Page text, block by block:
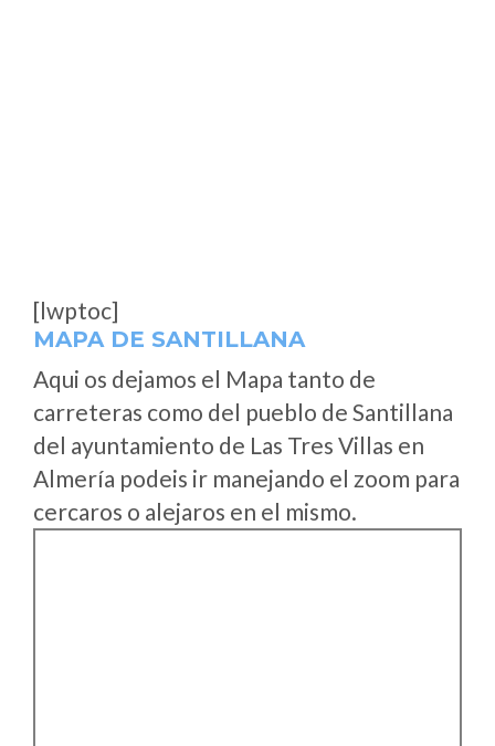
[lwptoc]
MAPA DE SANTILLANA
Aqui os dejamos el Mapa tanto de
carreteras como del pueblo de Santillana
del ayuntamiento de Las Tres Villas en
Almería podeis ir manejando el zoom para
cercaros o alejaros en el mismo.